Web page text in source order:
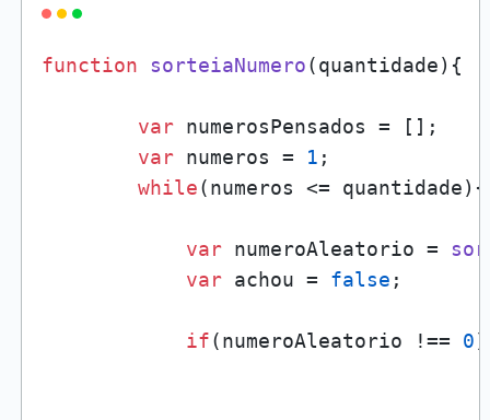
function sorteiaNumero(quantidade){
var numerosPensados = [];
var numeros = 1 ;
while(numeros <= quantidade){
var numeroAleatorio =
var achou = false ;
if(numeroAleatorio !== 0